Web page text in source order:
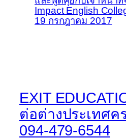
Impact English
19 กรกฎาคม 2017
EXIT
ต่อต่างประเทศค
094-479-6544